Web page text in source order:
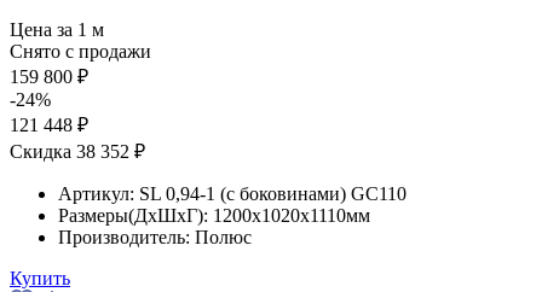
Цена за 1 м
Снято с продажи
159 800 ₽
-24%
121 448 ₽
Скидка 38 352 ₽
Артикул: SL 0,94-1 (с боковинами) GC110
Размеры(ДхШхГ): 1200x1020x1110мм
Производитель: Полюс
Купить